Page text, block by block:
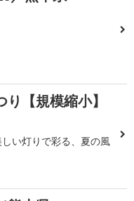
【規模縮小】
い灯りで彩る、夏の風